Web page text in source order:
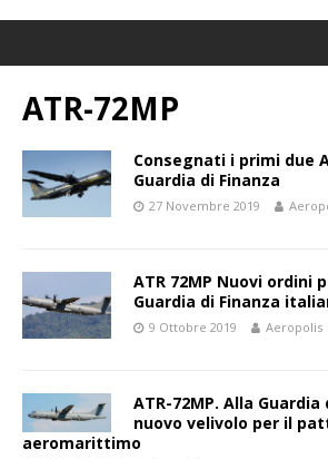
ATR-72MP
Consegnati i primi due
Guardia di Finanza
27 Novembre 2019
ATR 72MP Nuovi ordini
Guardia di Finanza
9 Ottobre 2019 Aeropolis
ATR-72MP. Alla Guardia
nuovo velivolo per il
aeromarittimo